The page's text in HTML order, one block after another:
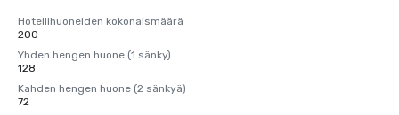
Hotellihuoneiden kokonaismäärä
200
Yhden hengen huone (1 sänky)
128
Kahden hengen huone (2 sänkyä)
72